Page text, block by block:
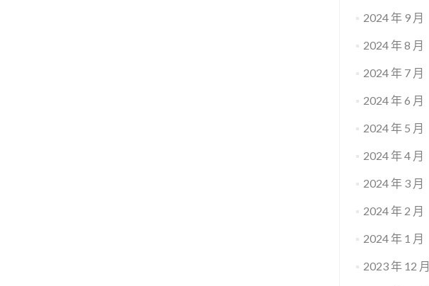
2024 年 9 月
2024 年 8 月
2024 年 7 月
2024 年 6 月
2024 年 5 月
2024 年 4 月
2024 年 3 月
2024 年 2 月
2024 年 1 月
2023 年 12 月